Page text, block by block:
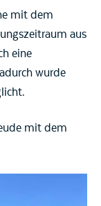
mit dem
aus
eine
wurde
mit dem